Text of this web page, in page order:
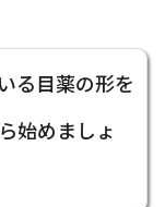
る目薬の形を
始めましょ